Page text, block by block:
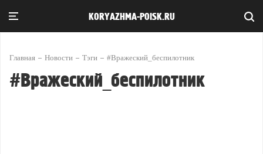
KORYAZHMA-POISK.RU
Главная Новости Тэги #Вражеский_беспилотник
#Вражеский_беспилотник